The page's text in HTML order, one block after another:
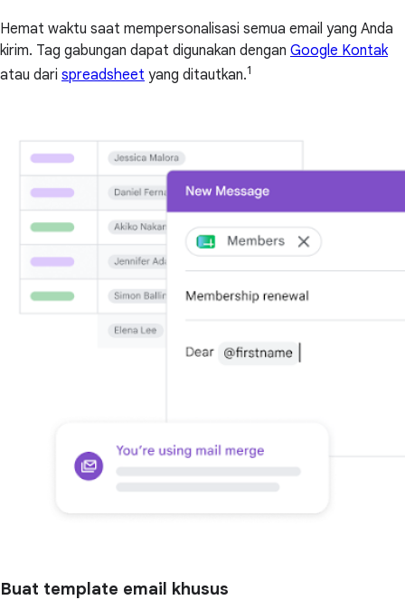
Hemat waktu saat mempersonalisasi semua email yang Anda
kirim. Tag gabungan dapat digunakan dengan Google Kontak
atau dari spreadsheet yang ditautkan.1
Buat template email khusus